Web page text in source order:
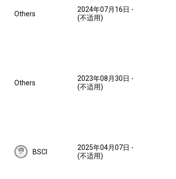
Others
2024年07月16日 -
(不适用)
Others
2023年08月30日 -
(不适用)
BSCI
2025年04月07日 -
(不适用)